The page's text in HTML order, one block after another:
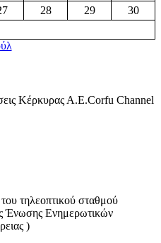
28 29
30
Κέρκυρας Α.Ε.Corfu Channel
του τηλεοπτικού σταθμού
Ένωσης Ενημερωτικών
)